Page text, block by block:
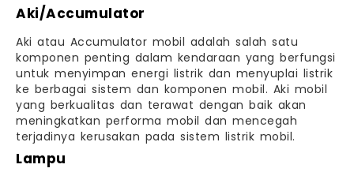
Aki/Accumulator
Aki atau Accumulator mobil adalah salah satu
komponen penting dalam kendaraan yang berfungsi
untuk menyimpan energi listrik dan menyuplai listrik
ke berbagai sistem dan komponen mobil. Aki mobil
yang berkualitas dan terawat dengan baik akan
meningkatkan performa mobil dan mencegah
terjadinya kerusakan pada sistem listrik mobil.
Lampu